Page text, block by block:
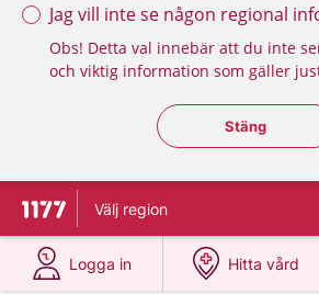
Jag vill inte se någon regional
Obs! Detta val innebär att du inte
och viktig information som gäller
Stäng
Stäng
To start page for 1177
Välj region
Logga in
at 1177.se
Hitta vård
at 1177.se